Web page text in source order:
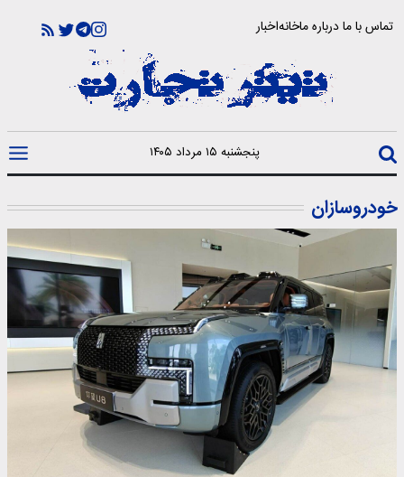
تماس با مادرباره ماخانهاخبار
پنجشنبه ۱۵ مرداد ۱۴۰۵
خودروسازان